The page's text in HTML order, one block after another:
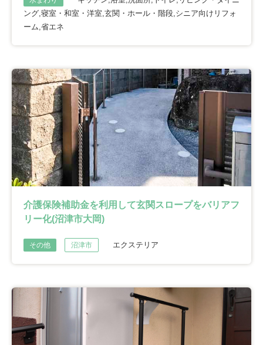
ング,寝室・和室・洋室,玄関・ホール・階段,シニア向けリフォ
ーム,省エネ
介護保険補助金を利用して玄関スロープをバリアフ
リー化(沼津市大岡)
その他 沼津市 エクステリア